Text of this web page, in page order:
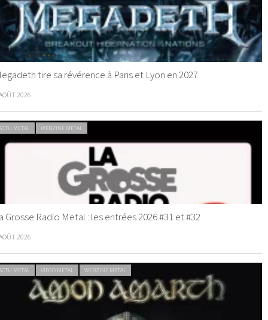
tire sa révérence à Paris et Lyon en 2027
2026
METAL WEBZINE METAL
Grosse Radio Metal : les entrées 2026 #31 et #32
2026
METAL VIDEO METAL WEBZINE METAL